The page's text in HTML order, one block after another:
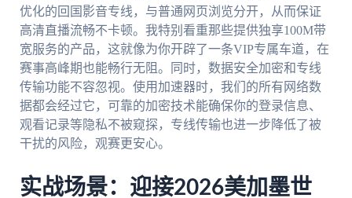
优化的回国影音专线，与普通网页浏览分开，从而保证
高清直播流畅不卡顿。我特别看重那些提供独享100M带
宽服务的产品，这就像为你开辟了一条VIP专属车道，在
赛事高峰期也能畅行无阻。同时，数据安全加密和专线
传输功能不容忽视。使用加速器时，我们的所有网络数
据都会经过它，可靠的加密技术能确保你的登录信息、
观看记录等隐私不被窥探，专线传输也进一步降低了被
干扰的风险，观赛更安心。
实战场景：迎接2026美加墨世